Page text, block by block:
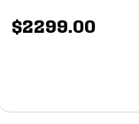
$2299 00